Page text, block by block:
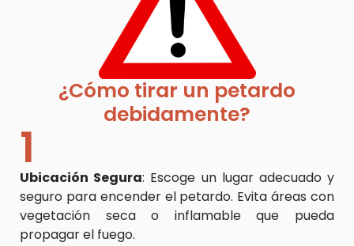
¿Cómo tirar un petardo
debidamente?
1
Ubicación Segura: Escoge un lugar adecuado y
seguro para encender el petardo. Evita áreas con
vegetación seca o inflamable que pueda
propagar el fuego.